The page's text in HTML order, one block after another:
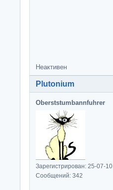
Неактивен
Plutonium
Oberststumbannfuhrer
Зарегистрирован: 25-07-10
Сообщений: 342